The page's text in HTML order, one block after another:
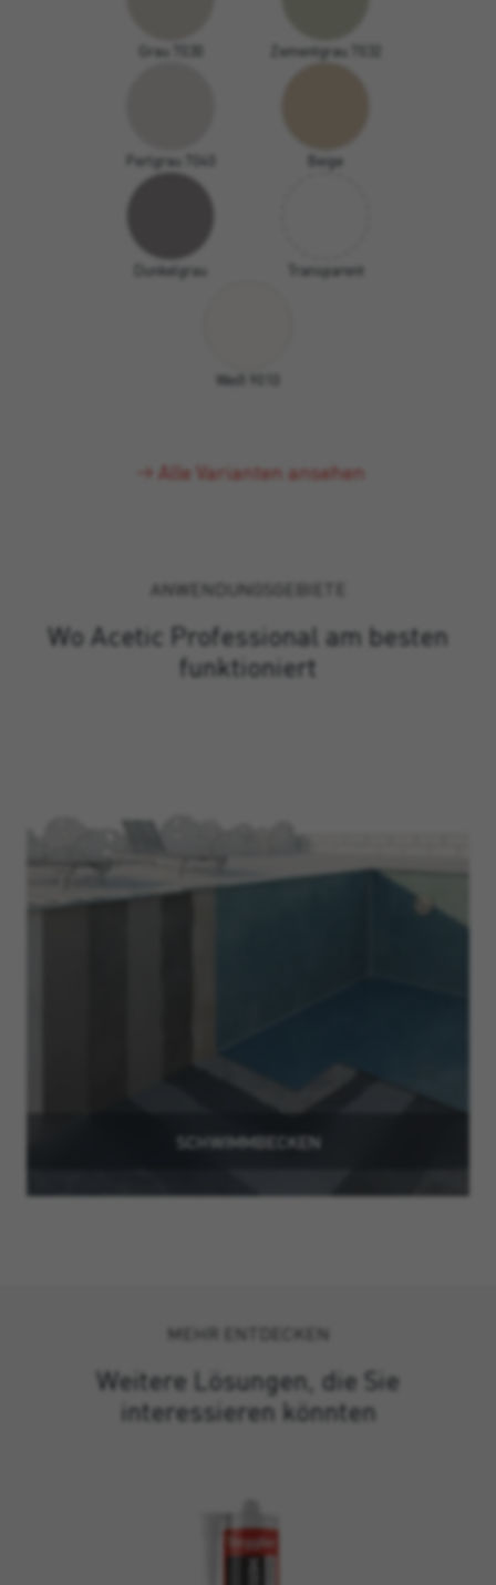
Grau 7030 Zementgrau 7032
Perlgrau 7040 Beige
Dunkelgrau Transparent
Weiß 9010
Alle Varianten ansehen
ANWENDUNGSGEBIETE
Wo Acetic Professional am besten
funktioniert
SCHWIMMBECKEN
MEHR ENTDECKEN
Weitere Lösungen, die Sie
interessieren könnten